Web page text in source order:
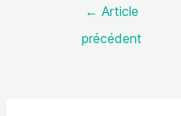
← Article
précédent